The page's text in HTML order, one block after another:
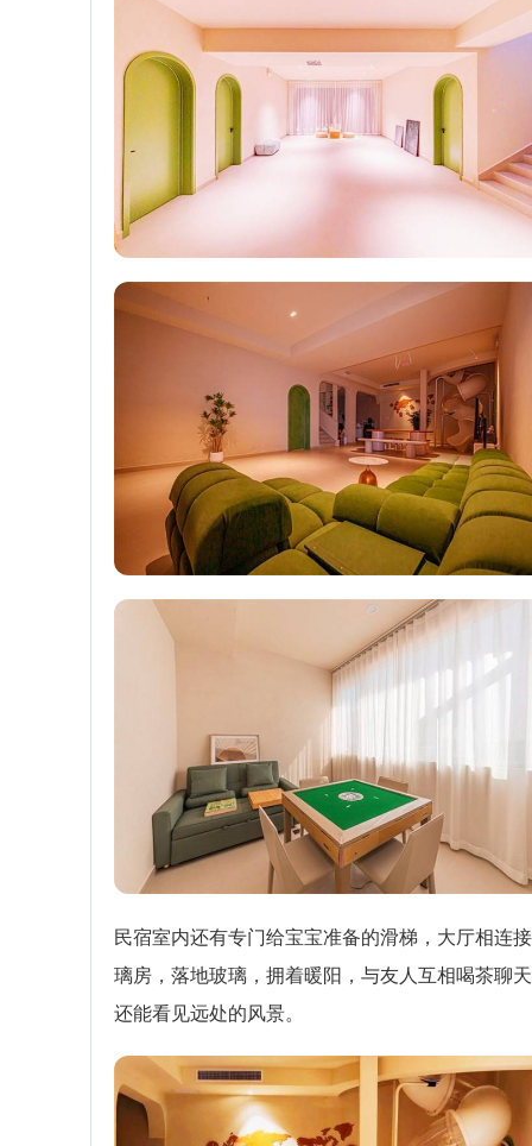
民宿室内还有专门给宝宝准备的滑梯，大厅相连
璃房，落地玻璃，拥着暖阳，与友人互相喝茶聊
还能看见远处的风景。